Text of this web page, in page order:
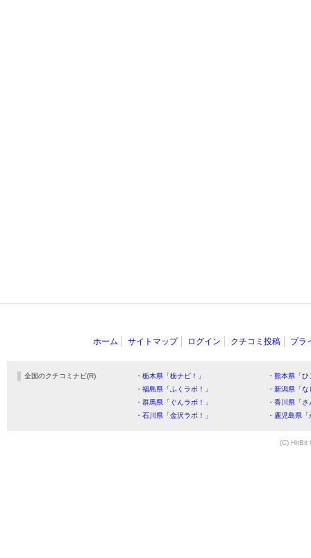
ホーム サイトマップ ログイン クチコミ投稿 プラ
全国のクチコミナビ(R) ・栃木県「栃ナビ！」
・熊本県「
・福島県「ふくラボ！」
・新潟県「
・群馬県「ぐんラボ！」
・香川県「
・石川県「金沢ラボ！」
・鹿児島県
(C) HitBit